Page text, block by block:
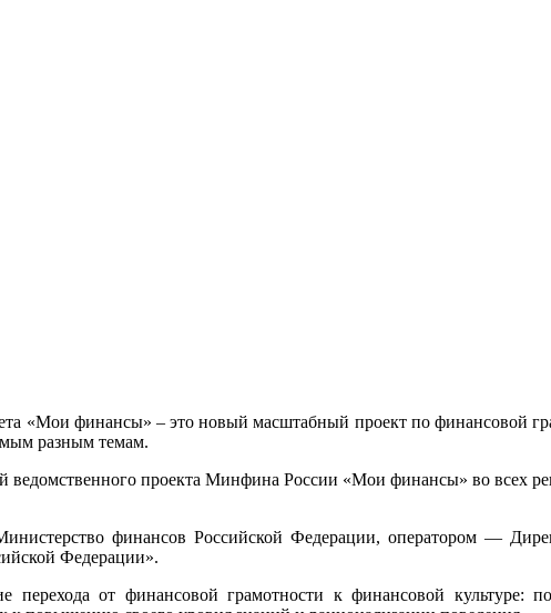
«Мои финансы» – это новый масштабный проект по финансовой
разным темам.
ведомственного проекта Минфина России «Мои финансы» во всех
финансов Российской Федерации, оператором —
Федерации».
перехода от финансовой грамотности к финансовой